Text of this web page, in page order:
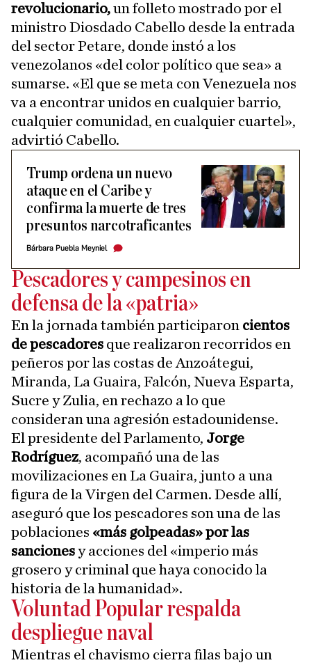
revolucionario,un folleto mostrado por el
ministro Diosdado Cabello desde la entrada
del sector Petare, donde instó a los
venezolanos «del color político que sea» a
sumarse. «El que se meta con Venezuela nos
va a encontrar unidos en cualquier barrio,
cualquier comunidad, en cualquier cuartel»,
advirtió Cabello.
Trump ordena un nuevo
ataque en el Caribe y
confirma la muerte de tres
presuntos narcotraficantes
Bárbara Puebla Meyniel
Pescadores y campesinos en
defensa de la «patria»
En la jornada también participaron cientos
de pescadores que realizaron recorridos en
peñeros por las costas de Anzoátegui,
Miranda, La Guaira, Falcón, Nueva Esparta,
Sucre y Zulia, en rechazo a lo que
consideran una agresión estadounidense.
El presidente del Parlamento, Jorge
Rodríguez, acompañó una de las
movilizaciones en La Guaira, junto a una
figura de la Virgen del Carmen. Desde allí,
aseguró que los pescadores son una de las
poblaciones «más golpeadas» por las
sancionesy acciones del «imperio más
grosero y criminal que haya conocido la
historia de la humanidad».
Voluntad Popular respalda
despliegue naval
Mientras el chavismo cierra filas bajo un